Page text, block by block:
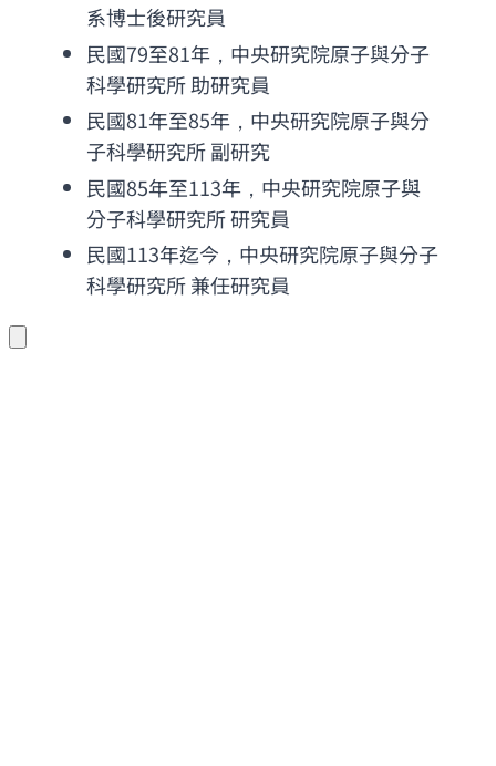
系博士後研究員
民國79至81年，中央研究院原子與分子
科學研究所 助研究員
民國81年至85年，中央研究院原子與分
子科學研究所 副研究
民國85年至113年，中央研究院原子與
分子科學研究所 研究員
民國113年迄今，中央研究院原子與分子
科學研究所 兼任研究員